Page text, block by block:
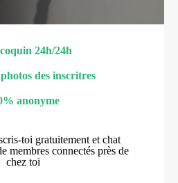
24h/24h
des inscritres
anonyme
toi gratuitement et chat
membres connectés près de
chez toi